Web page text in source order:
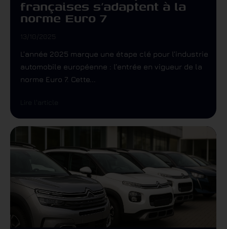
françaises s’adaptent à la
norme Euro 7
13/10/2025
L’année 2025 marque une étape clé pour l’industrie
automobile européenne : l’entrée en vigueur de la
norme Euro 7. Cette...
Lire l'article